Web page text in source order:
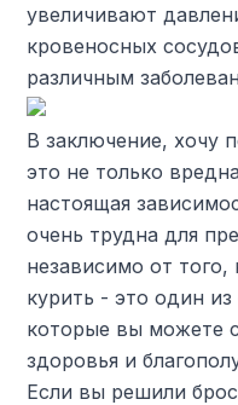
увеличивают
кровеносных
различным
В заключение, хочу
это не только
настоящая
очень трудна для
независимо от того,
курить - это один
которые вы можете
здоровья и
Если вы решили